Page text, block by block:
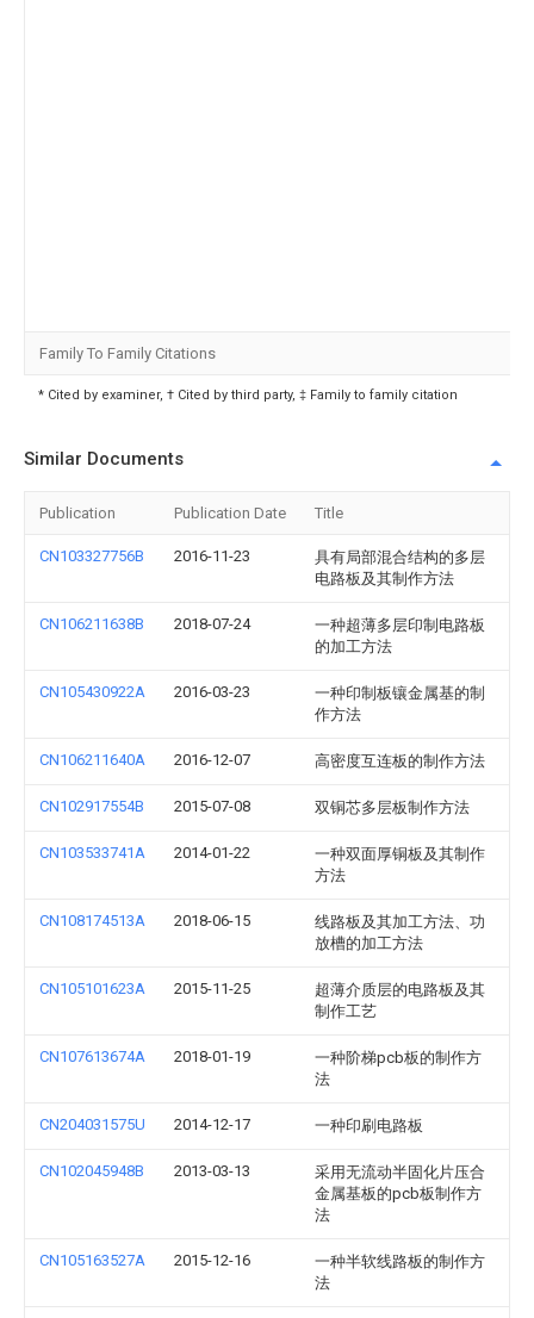
Family To Family Citations
* Cited by examiner, † Cited by third party, ‡ Family to family citation
Similar Documents
Publication Publication Date Title
CN103327756B 2016-11-23
具有局部混合结构的多层
电路板及其制作方法
CN106211638B 2018-07-24
一种超薄多层印制电路板
的加工方法
CN105430922A 2016-03-23
一种印制板镶金属基的制
作方法
CN106211640A 2016-12-07 高密度互连板的制作方法
CN102917554B 2015-07-08 双铜芯多层板制作方法
CN103533741A 2014-01-22
一种双面厚铜板及其制作
方法
CN108174513A 2018-06-15
线路板及其加工方法、功
放槽的加工方法
CN105101623A 2015-11-25
超薄介质层的电路板及其
制作工艺
CN107613674A 2018-01-19
一种阶梯pcb板的制作方
法
CN204031575U 2014-12-17 一种印刷电路板
CN102045948B 2013-03-13
采用无流动半固化片压合
金属基板的pcb板制作方
法
CN105163527A 2015-12-16
一种半软线路板的制作方
法